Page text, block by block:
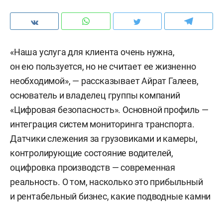
«Наша услуга для клиента очень нужна,
он ею пользуется, но не считает ее жизненно
необходимой», — рассказывает Айрат Галеев,
основатель и владелец группы компаний
«Цифровая безопасность». Основной профиль —
интеграция систем мониторинга транспорта.
Датчики слежения за грузовиками и камеры,
контролирующие состояние водителей,
оцифровка производств — современная
реальность. О том, насколько это прибыльный
и рентабельный бизнес, какие подводные камни